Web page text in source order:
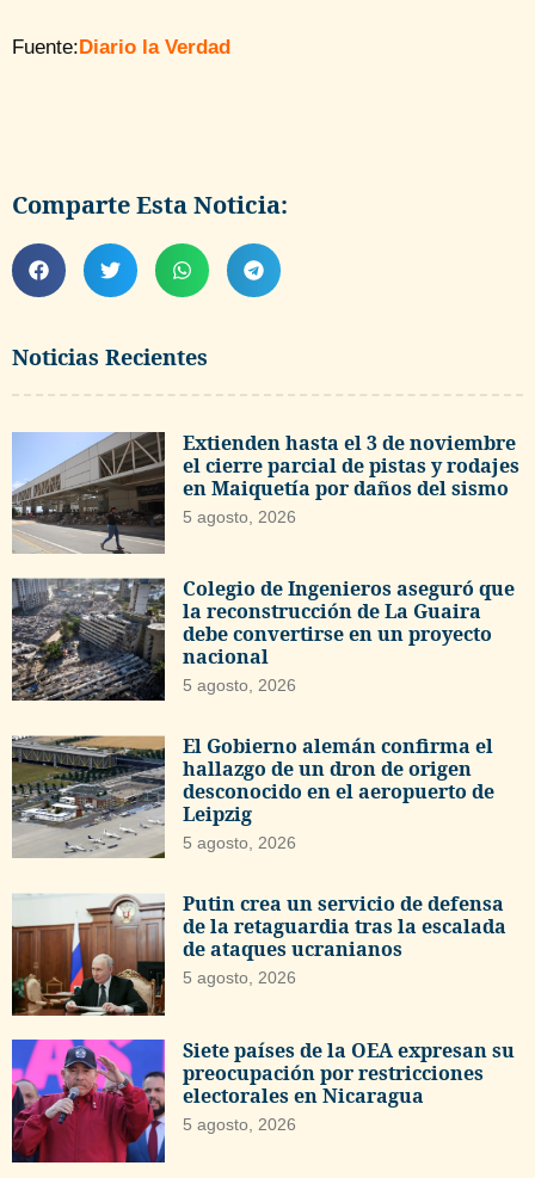
Noticias Recientes
Extienden hasta el 3 de noviembre
el cierre parcial de pistas y rodajes
en Maiquetía por daños del sismo
5 agosto, 2026
Colegio de Ingenieros aseguró que
la reconstrucción de La Guaira
debe convertirse en un proyecto
nacional
5 agosto, 2026
El Gobierno alemán confirma el
hallazgo de un dron de origen
desconocido en el aeropuerto de
Leipzig
5 agosto, 2026
Putin crea un servicio de defensa
de la retaguardia tras la escalada
de ataques ucranianos
5 agosto, 2026
Siete países de la OEA expresan su
preocupación por restricciones
electorales en Nicaragua
5 agosto, 2026
Fuente:Diario la Verdad
Comparte Esta Noticia: